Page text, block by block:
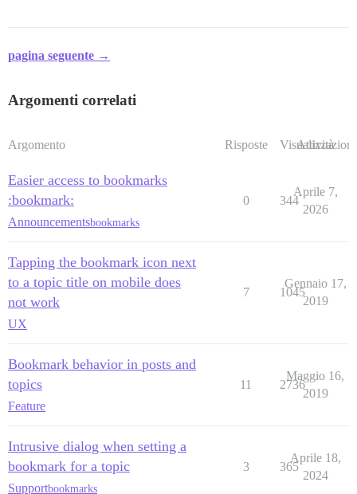
pagina seguente →
Argomenti correlati
Argomento Risposte Visualizzazioni
Attività
Easier access to bookmarks
:bookmark:
Announcementsbookmarks
0 344
Aprile 7,
2026
Tapping the bookmark icon next
to a topic title on mobile does
not work
UX
7 1045
Gennaio 17,
2019
Bookmark behavior in posts and
topics
Feature
11 2736
Maggio 16,
2019
Intrusive dialog when setting a
bookmark for a topic
Supportbookmarks
3 365
Aprile 18,
2024